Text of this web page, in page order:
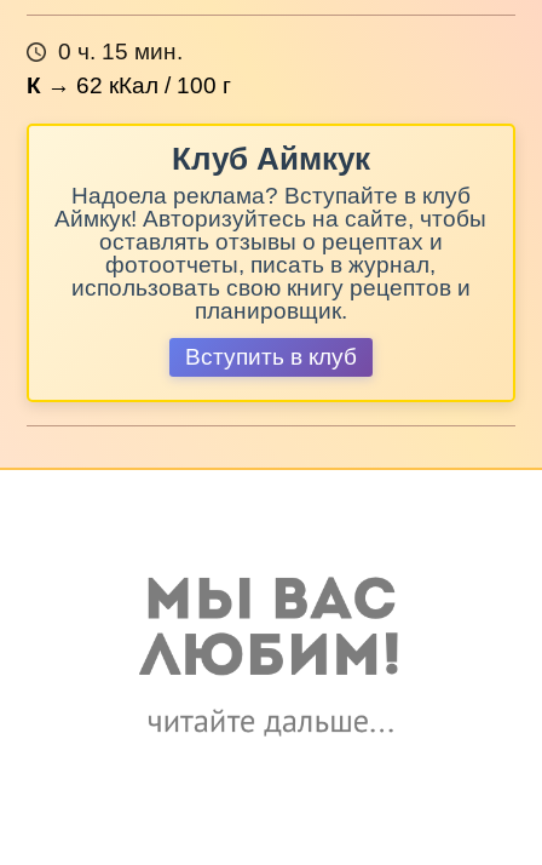
0 ч. 15 мин.
К → 62 кКал / 100 г
Клуб Аймкук
Надоела реклама? Вступайте в клуб
Аймкук! Авторизуйтесь на сайте, чтобы
оставлять отзывы о рецептах и
фотоотчеты, писать в журнал,
использовать свою книгу рецептов и
планировщик.
Вступить в клуб